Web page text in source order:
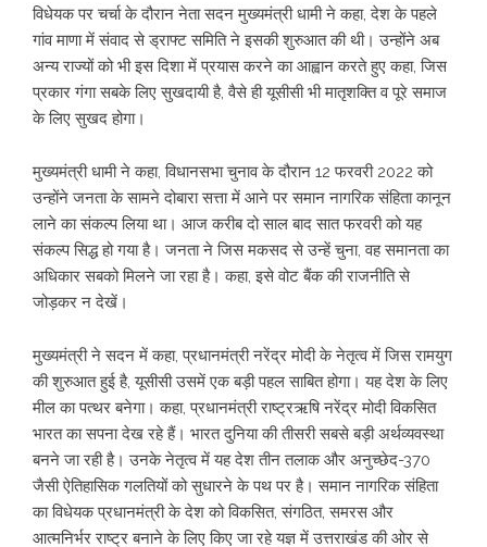
विधेयक पर चर्चा के दौरान नेता सदन मुख्यमंत्री धामी ने कहा, देश के पहले
गांव माणा में संवाद से ड्राफ्ट समिति ने इसकी शुरुआत की थी। उन्होंने अब
अन्य राज्यों को भी इस दिशा में प्रयास करने का आह्वान करते हुए कहा, जिस
प्रकार गंगा सबके लिए सुखदायी है, वैसे ही यूसीसी भी मातृशक्ति व पूरे समाज
के लिए सुखद होगा।
मुख्यमंत्री धामी ने कहा, विधानसभा चुनाव के दौरान 12 फरवरी 2022 को
उन्होंने जनता के सामने दोबारा सत्ता में आने पर समान नागरिक संहिता कानून
लाने का संकल्प लिया था। आज करीब दो साल बाद सात फरवरी को यह
संकल्प सिद्ध हो गया है। जनता ने जिस मकसद से उन्हें चुना, वह समानता का
अधिकार सबको मिलने जा रहा है। कहा, इसे वोट बैंक की राजनीति से
जोड़कर न देखें।
मुख्यमंत्री ने सदन में कहा, प्रधानमंत्री नरेंद्र मोदी के नेतृत्व में जिस रामयुग
की शुरुआत हुई है, यूसीसी उसमें एक बड़ी पहल साबित होगा। यह देश के लिए
मील का पत्थर बनेगा। कहा, प्रधानमंत्री राष्ट्रऋषि नरेंद्र मोदी विकसित
भारत का सपना देख रहे हैं। भारत दुनिया की तीसरी सबसे बड़ी अर्थव्यवस्था
बनने जा रही है। उनके नेतृत्व में यह देश तीन तलाक और अनुच्छेद-370
जैसी ऐतिहासिक गलतियों को सुधारने के पथ पर है। समान नागरिक संहिता
का विधेयक प्रधानमंत्री के देश को विकसित, संगठित, समरस और
आत्मनिर्भर राष्ट्र बनाने के लिए किए जा रहे यज्ञ में उत्तराखंड की ओर से